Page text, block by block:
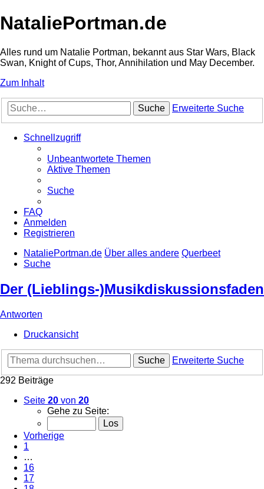
NataliePortman.de
Alles rund um Natalie Portman, bekannt aus Star Wars, Black
Swan, Knight of Cups, Thor, Annihilation und May December.
Zum Inhalt
Suche Erweiterte Suche
Schnellzugriff
Unbeantwortete Themen
Aktive Themen
Suche
FAQ
Anmelden
Registrieren
NataliePortman.de Über alles andere Querbeet
Suche
Der (Lieblings-)Musikdiskussionsfaden
Antworten
Druckansicht
Suche
Erweiterte Suche
292 Beiträge
Seite 20 von 20
Gehe zu Seite:
Vorherige
1
…
16
17